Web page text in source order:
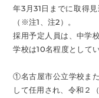
年3月31日までに取得
（※注1、注2）。
採用予定人員は、中学
学校は10名程度としてい
①名古屋市公立学校ま
して任用され、令和２